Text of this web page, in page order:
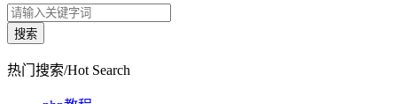
热门搜索/Hot Search